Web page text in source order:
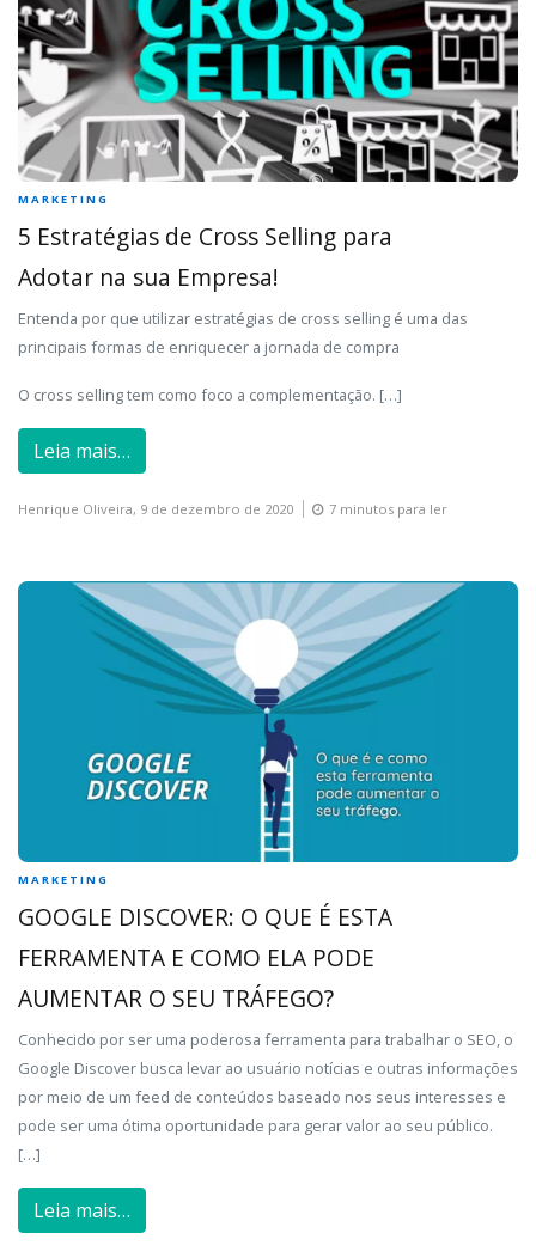
MARKETING
5 Estratégias de Cross Selling para
Adotar na sua Empresa!
Entenda por que utilizar estratégias de cross selling é uma das
principais formas de enriquecer a jornada de compra
O cross selling tem como foco a complementação. […]
Leia mais…
Henrique Oliveira, 9 de dezembro de 2020 7 minutos para ler
MARKETING
GOOGLE DISCOVER: O QUE É ESTA
FERRAMENTA E COMO ELA PODE
AUMENTAR O SEU TRÁFEGO?
Conhecido por ser uma poderosa ferramenta para trabalhar o SEO, o
Google Discover busca levar ao usuário notícias e outras informações
por meio de um feed de conteúdos baseado nos seus interesses e
pode ser uma ótima oportunidade para gerar valor ao seu público.
[…]
Leia mais…